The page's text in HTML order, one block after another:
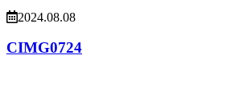
2024.08.08
CIMG0724